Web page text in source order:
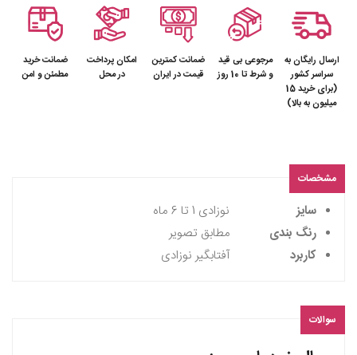
ارسال رایگان به
سراسر کشور
(برای خرید 15
میلیون به بالا)
مرجوعی بی قید
و شرط تا 10 روز
ضمانت کمترین
قیمت در ایران
امکان پرداخت
در محل
ضمانت خرید
مطمئن و امن
مشخصات
سایز
نوزادی 1 تا 6 ماه
رنگ بندی
مطابق تصویر
کاربرد
آفتابگیر نوزادی
سوالات